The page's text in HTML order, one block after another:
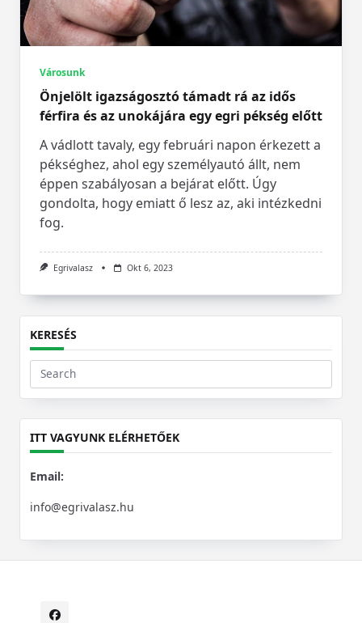
Városunk
Önjelölt igazságosztó támadt rá az idős
férfira és az unokájára egy egri pékség előtt
A vádlott tavaly, egy februári napon érkezett a
pékséghez, ahol egy személyautó állt, nem
éppen szabályosan a bejárat előtt. Úgy
gondolta, hogy emiatt ő lesz az, aki intézkedni
fog.
Egrivalasz Okt 6, 2023
KERESÉS
Search
for:
ITT VAGYUNK ELÉRHETŐEK
Email:
info@egrivalasz.hu